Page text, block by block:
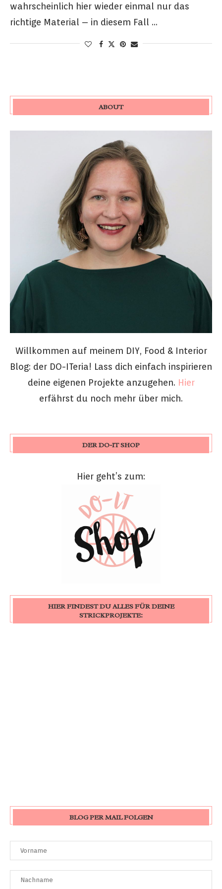
wahrscheinlich hier wieder einmal nur das
richtige Material – in diesem Fall …
ABOUT
Willkommen auf meinem DIY, Food & Interior
Blog: der DO-ITeria! Lass dich einfach inspirieren
deine eigenen Projekte anzugehen. Hier
erfährst du noch mehr über mich.
DER DO-IT SHOP
Hier geht’s zum:
HIER FINDEST DU ALLES FÜR DEINE
STRICKPROJEKTE:
BLOG PER MAIL FOLGEN